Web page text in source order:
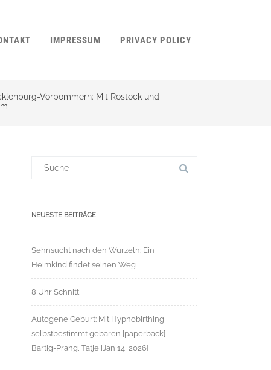
IMPRESSUM PRIVACY POLICY
Vorpommern: Mit Rostock und
NEUESTE BEITRÄGE
Sehnsucht nach den Wurzeln: Ein
Heimkind findet seinen Weg
8 Uhr Schnitt
Autogene Geburt: Mit Hypnobirthing
selbstbestimmt gebären [paperback]
Bartig-Prang, Tatje [Jan 14, 2026]